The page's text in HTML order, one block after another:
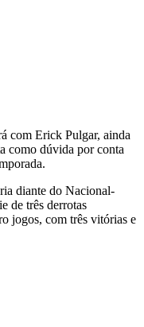
com Erick Pulgar, ainda
como dúvida por conta
diante do Nacional-
de três derrotas
jogos, com três vitórias e